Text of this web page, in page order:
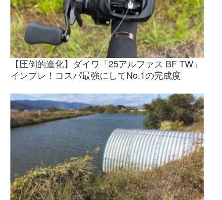
【圧倒的進化】ダイワ「25アルファス BF TW」
インプレ！コスパ最強にしてNo.1の完成度